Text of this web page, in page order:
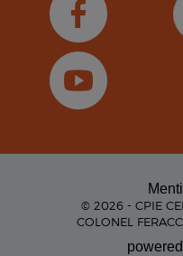
© 2026 - CPIE
COLONEL